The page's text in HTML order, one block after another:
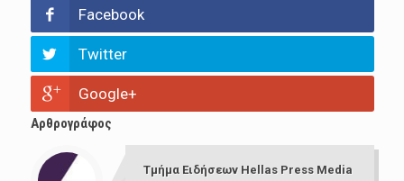
Facebook
Twitter
Google+
Αρθρογράφος
Τμήμα Ειδήσεων Hellas Press Media